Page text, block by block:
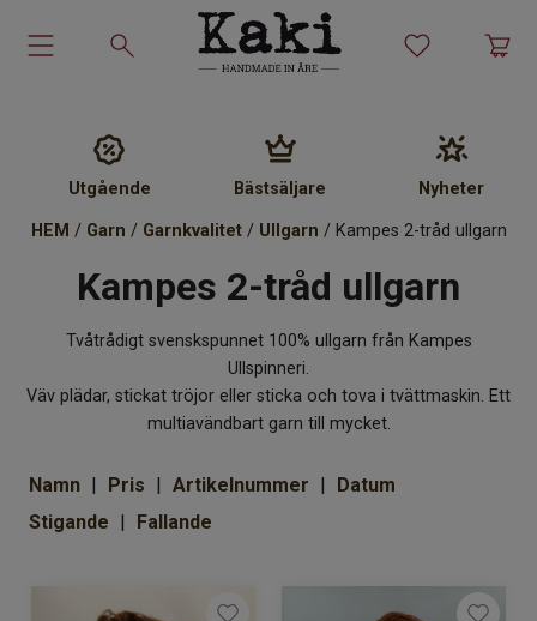
Garn
Stickmönster
Tillbehör
Kakiskolan
Utgående Bästsäljare Nyheter
HEM / Garn / Garnkvalitet/ Ullgarn / Kampes 2-tråd ullgarn
Kampes 2-tråd ullgarn
Tvåtrådigt svenskspunnet 100% ullgarn från Kampes
Ullspinneri.
Väv plädar, stickat tröjor eller sticka och tova i tvättmaskin. Ett
multiavändbart garn till mycket.
Namn Pris Artikelnummer
Datum
Stigande
Fallande